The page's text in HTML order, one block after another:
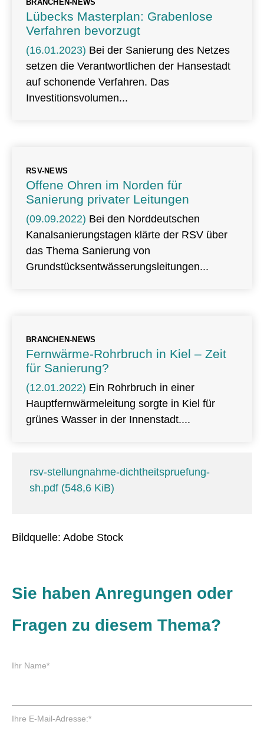
BRANCHEN-NEWS
Lübecks Masterplan: Grabenlose
Verfahren bevorzugt
(16.01.2023) Bei der Sanierung des Netzes
setzen die Verantwortlichen der Hansestadt
auf schonende Verfahren. Das
Investitionsvolumen
RSV-NEWS
Offene Ohren im Norden für
Sanierung privater Leitungen
(09.09.2022) Bei den Norddeutschen
Kanalsanierungstagen klärte der RSV über
das Thema Sanierung von
Grundstücksentwässerungsleitungen
BRANCHEN-NEWS
Fernwärme-Rohrbruch in Kiel – Zeit
für Sanierung?
(12.01.2022) Ein Rohrbruch in einer
Hauptfernwärmeleitung sorgte in Kiel für
grünes Wasser in der Innenstadt.
rsv-stellungnahme-dichtheitspruefung-
sh.pdf (548,6 KiB)
Bildquelle: Adobe Stock
Sie haben Anregungen oder
Fragen zu diesem Thema?
P
h
Ihr Name*
P
Ihre E-Mail-Adresse:*